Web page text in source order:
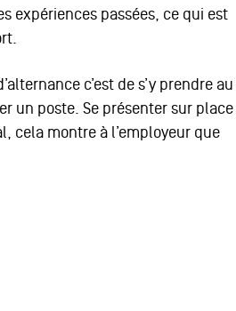
expériences passées, ce qui est
c’est de s’y prendre au
un poste. Se présenter sur place
cela montre à l’employeur que